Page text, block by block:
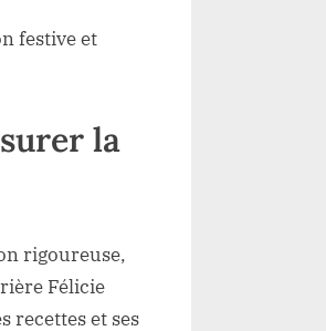
festive et
la
rigoureuse,
Félicie
recettes et ses